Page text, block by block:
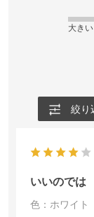
大きい
絞り
いいのでは
色：ホワイト